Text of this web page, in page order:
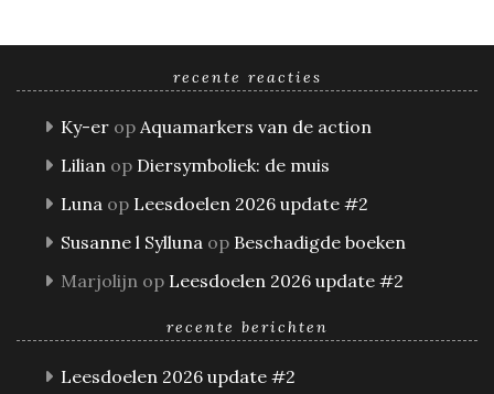
recente reacties
Ky-er op Aquamarkers van de action
Lilian op Diersymboliek: de muis
Luna op Leesdoelen 2026 update #2
Susanne l Sylluna op Beschadigde boeken
Marjolijn op Leesdoelen 2026 update #2
recente berichten
Leesdoelen 2026 update #2